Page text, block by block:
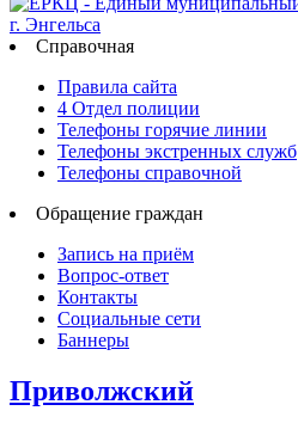
Справочная
Правила сайта
4 Отдел полиции
Телефоны горячие линии
Телефоны экстренных служб
Телефоны справочной
Обращение граждан
Запись на приём
Вопрос-ответ
Контакты
Социальные сети
Баннеры
Приволжский